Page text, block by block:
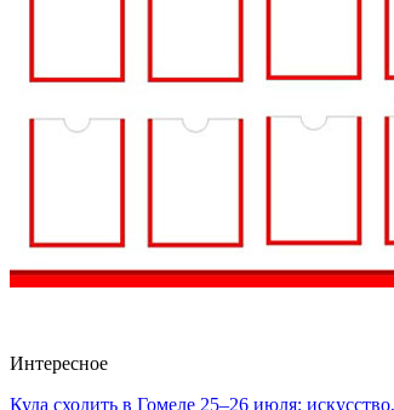
Интересное
Куда сходить в Гомеле 25–26 июля: